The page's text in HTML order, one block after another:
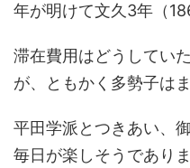
年が明けて文久3年（
滞在費用はどうしてい
が、ともかく多勢子は
平田学派とつきあい、
毎日が楽しそうでありま